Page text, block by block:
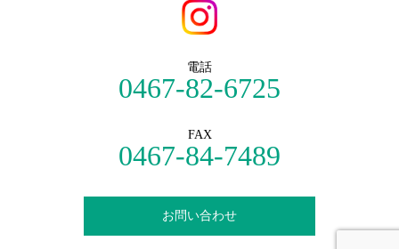
電話
0467-82-6725
FAX
0467-84-7489
お問い合わせ